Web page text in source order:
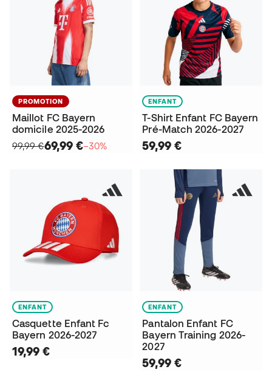
PROMOTION
Maillot FC Bayern
domicile 2025-2026
99,99 €69,99 €−30%
ENFANT
T-Shirt Enfant FC Bayern
Pré-Match 2026-2027
59,99 €
ENFANT
Casquette Enfant Fc
Bayern 2026-2027
19,99 €
ENFANT
Pantalon Enfant FC
Bayern Training 2026-
2027
59,99 €